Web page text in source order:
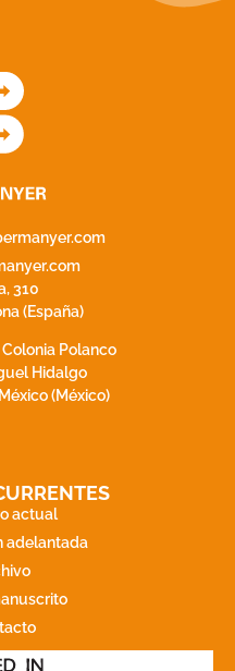
310
(España)
Polanco
Hidalgo
(México)
actual
adelantada